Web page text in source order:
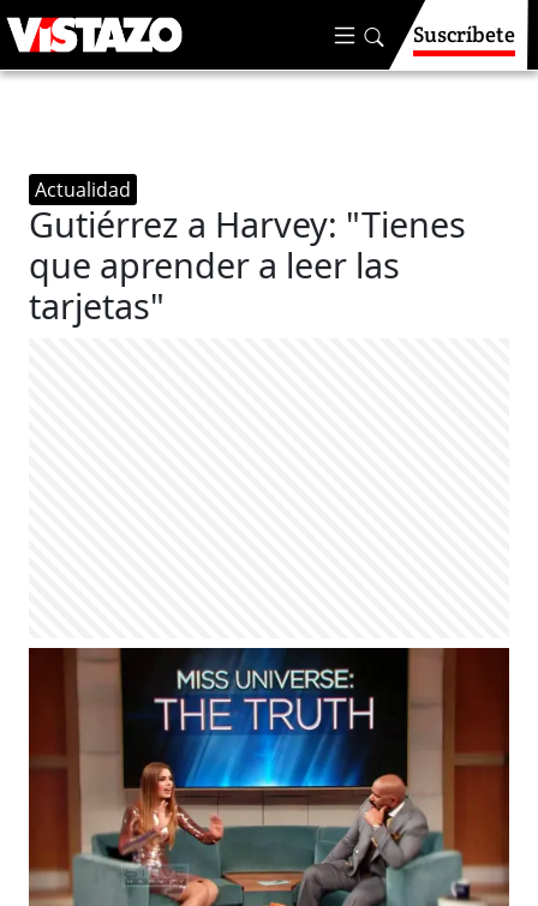
Suscríbete
Actualidad
Gutiérrez a Harvey: "Tienes
que aprender a leer las
tarjetas"